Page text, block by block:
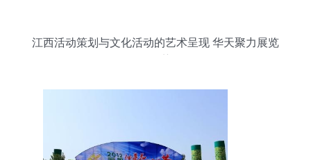
江西活动策划与文化活动的艺术呈现 华天聚力展览